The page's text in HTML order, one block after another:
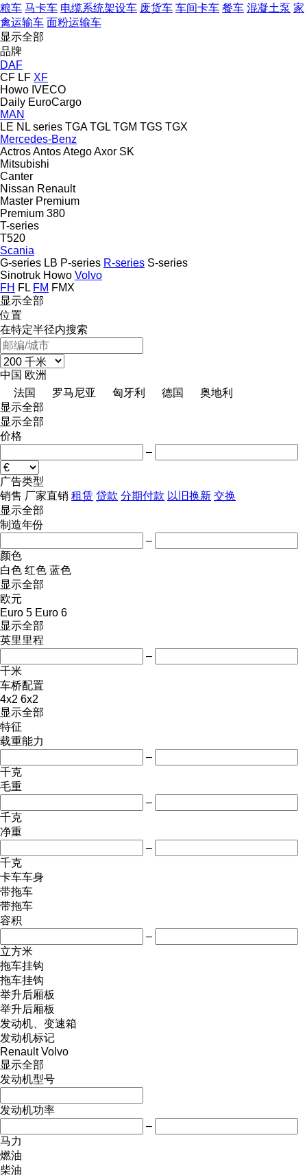
粮车 马卡车 电缆系统架设车 废货车 车间卡车 餐车 混凝土泵 家
禽运输车 面粉运输车
显示全部
品牌
DAF
CF LF XF
Howo IVECO
Daily EuroCargo
MAN
LE NL series TGA TGL TGM TGS TGX
Mercedes-Benz
ActrosAntosAtegoAxor SK
Mitsubishi
Canter
Nissan Renault
Master Premium
Premium 380
T-series
T520
Scania
G-series LB P-series R-series S-series
Sinotruk Howo Volvo
FH FL FM FMX
显示全部
位置
在特定半径内搜索
中国 欧洲
法国
罗马尼亚 匈牙利 德国
奥地利
显示全部
显示全部
价格
–
广告类型
销售 厂家直销 租赁 贷款 分期付款 以旧换新 交换
显示全部
制造年份
–
颜色
白色 红色 蓝色
显示全部
欧元
Euro 5 Euro 6
显示全部
英里里程
–
千米
车桥配置
4x2 6x2
显示全部
特征
载重能力
–
千克
毛重
–
千克
净重
–
千克
卡车车身
带拖车
带拖车
容积
–
立方米
拖车挂钩
拖车挂钩
举升后厢板
举升后厢板
发动机、变速箱
发动机标记
Renault Volvo
显示全部
发动机型号
发动机功率
–
马力
燃油
柴油